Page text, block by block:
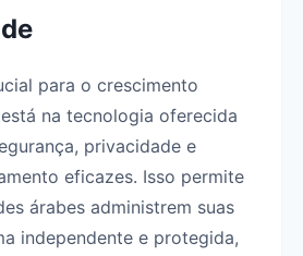
para o crescimento
na tecnologia oferecida
privacidade e
eficazes. Isso permite
árabes administrem suas
independente e protegida,